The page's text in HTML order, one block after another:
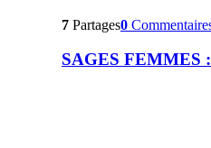
7 Partages0
SAGES FEMMES